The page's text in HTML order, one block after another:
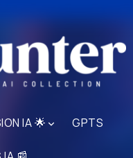
IA 🌟 GPTS